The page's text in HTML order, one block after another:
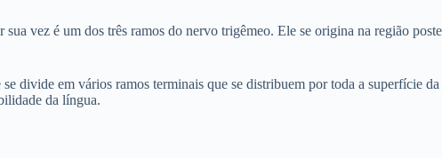
vez é um dos três ramos do nervo trigêmeo. Ele se origina na região
divide em vários ramos terminais que se distribuem por toda a superfície
da língua.